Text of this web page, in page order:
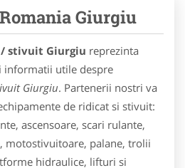
Giurgiu
stivuit Giurgiu reprezinta
informatii utile despre
Giurgiu. Partenerii nostri va
de ridicat si stivuit:
ascensoare, scari rulante,
motostivuitoare, palane, trolii
hidraulice, lifturi si